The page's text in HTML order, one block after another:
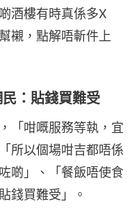
酒樓有時真係多X
襯，點解唔斬件上
：貼錢買難受
「咁嘅服務等執，宜
所以個場咁吉都唔係
啲」、「餐飯唔使食
錢買難受」。